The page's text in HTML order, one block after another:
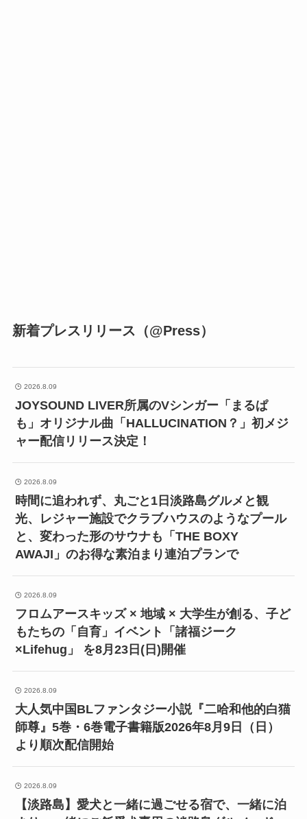
新着プレスリリース（@Press）
2026.8.09
JOYSOUND LIVER所属のVシンガー「まるぱ
も」オリジナル曲「HALLUCINATION？」初メジ
ャー配信リリース決定！
2026.8.09
時間に追われず、丸ごと1日淡路島グルメと観
光、レジャー施設でクラブハウスのようなプール
と、変わった形のサウナも「THE BOXY
AWAJI」のお得な素泊まり連泊プランで
2026.8.09
フロムアースキッズ × 地域 × 大学生が創る、子ど
もたちの「自育」イベント「諸福ジーク
×Lifehug」 を8月23日(日)開催
2026.8.09
大人気中国BLファンタジー小説『二哈和他的白猫
師尊』5巻・6巻電子書籍版2026年8月9日（日）
より順次配信開始
2026.8.09
【淡路島】愛犬と一緒に過ごせる宿で、一緒に泊